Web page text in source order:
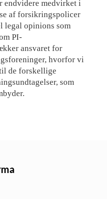
endvidere medvirket i
af forsikringspolicer
legal opinions som
PI-
ansvaret for
hvorfor vi
de forskellige
som